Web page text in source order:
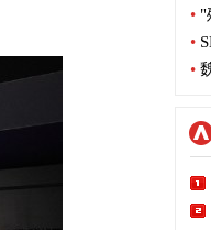
• "
•
•